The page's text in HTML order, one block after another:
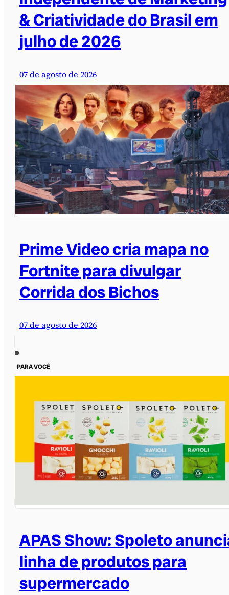
& Criatividade do Brasil em
julho de 2026
07 de agosto de 2026
Prime Video cria mapa no
Fortnite para divulgar
Corrida dos Bichos
07 de agosto de 2026
PARA VOCÊ
APAS Show: Spoleto
linha de produtos para
supermercado